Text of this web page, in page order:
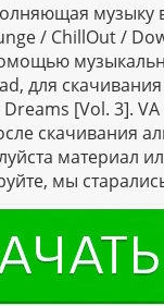
музыку
/ ChillOut /
для
[Vol. 3].
скачивания
материал
мы